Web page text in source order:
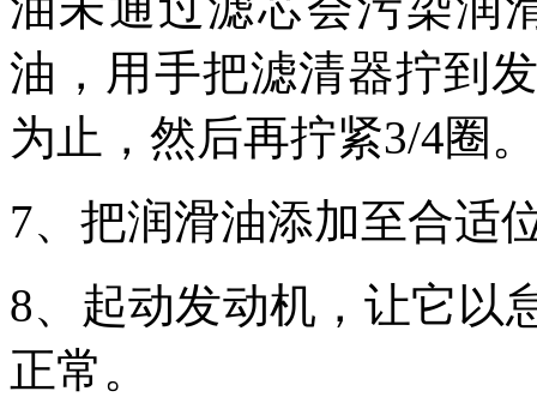
油，用手把滤清器拧到
为止，然后再拧紧3/4圈。
7、把润滑油添加至合适
8、起动发动机，让它以
正常。